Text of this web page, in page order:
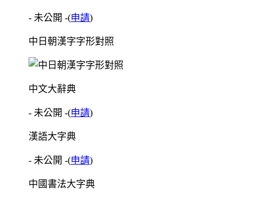
- 未公開 -(申請)
中日朝漢字字形對照
中文大辭典
- 未公開 -(申請)
漢語大字典
- 未公開 -(申請)
中國書法大字典